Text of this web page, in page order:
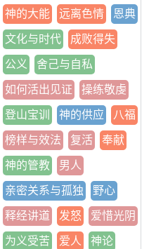
神的大能 远离色情 恩典
文化与时代 成败得失
公义 舍己与自私
如何活出见证 操练敬虔
登山宝训 神的供应 八福
榜样与效法 复活 奉献
神的管教 男人
亲密关系与孤独 野心
释经讲道 发怒 爱惜光阴
为义受苦 爱人 神论